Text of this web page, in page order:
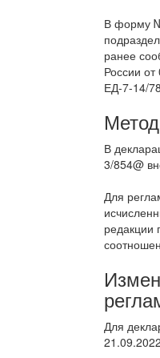
В форму
ранее
России
ЕД-7-14/
В
3/854@
Для
редакции
Для